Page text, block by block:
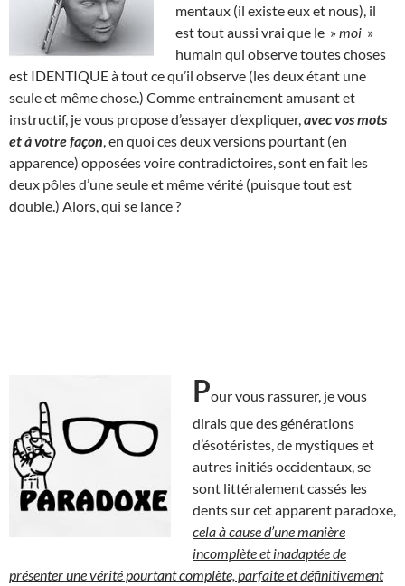
mentaux (il existe eux et nous), il
est tout aussi vrai que le »moi »
humain qui observe toutes choses
est IDENTIQUE à tout ce qu’il observe (les deux étant une
seule et même chose.) Comme entrainement amusant et
instructif, je vous propose d’essayer d’expliquer, avec vos mots
et à votre façon , en quoi ces deux versions pourtant (en
apparence) opposées voire contradictoires, sont en fait les
deux pôles d’une seule et même vérité (puisque tout est
double.) Alors, qui se lance ?
Pour vous rassurer, je vous
dirais que des générations
d’ésotéristes, de mystiques et
autres initiés occidentaux, se
sont littéralement cassés les
dents sur cet apparent paradoxe,
cela à cause d’une manière
incomplète et inadaptée de
présenter une vérité pourtant complète, parfaite et définitivement